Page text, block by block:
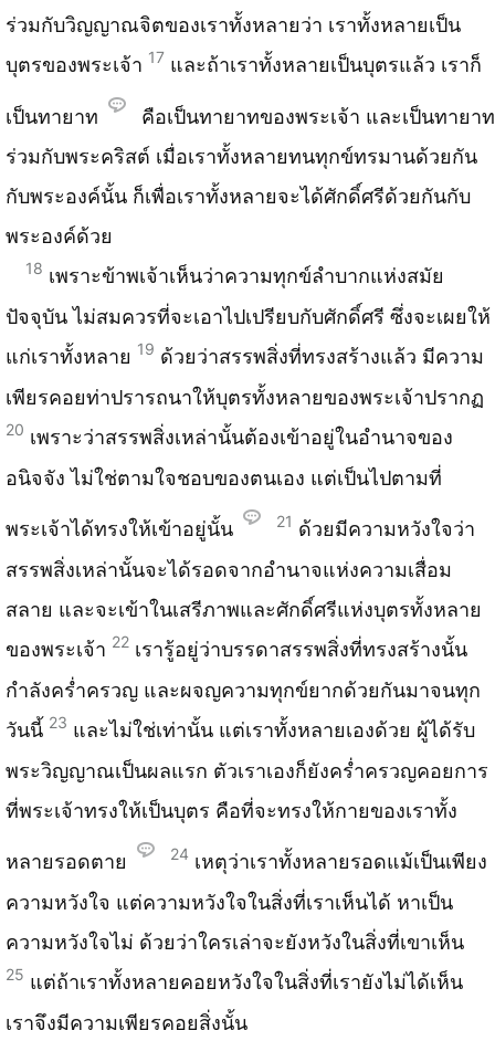
ร่วมกับวิญญาณจิตของเราทั้งหลายว่า เราทั้งหลายเป็น
บุตรของพระเจ้า 17 และถ้าเราทั้งหลายเป็นบุตรแล้ว เราก็
เป็นทายาท
คือเป็นทายาทของพระเจ้า และเป็นทายาท
ร่วมกับพระคริสต์ เมื่อเราทั้งหลายทนทุกข์ทรมานด้วยกัน
กับพระองค์นั้น ก็เพื่อเราทั้งหลายจะได้ศักดิ์ศรีด้วยกันกับ
พระองค์ด้วย
18 เพราะข้าพเจ้าเห็นว่าความทุกข์ลำบากแห่งสมัย
ปัจจุบัน ไม่สมควรที่จะเอาไปเปรียบกับศักดิ์ศรี ซึ่งจะเผยให้
แก่เราทั้งหลาย 19 ด้วยว่าสรรพสิ่งที่ทรงสร้างแล้ว มีความ
เพียรคอยท่าปรารถนาให้บุตรทั้งหลายของพระเจ้าปรากฏ
20 เพราะว่าสรรพสิ่งเหล่านั้นต้องเข้าอยู่ในอำนาจของ
อนิจจัง ไม่ใช่ตามใจชอบของตนเอง แต่เป็นไปตามที่
พระเจ้าได้ทรงให้เข้าอยู่นั้น 21 ด้วยมีความหวังใจว่า
สรรพสิ่งเหล่านั้นจะได้รอดจากอำนาจแห่งความเสื่อม
สลาย และจะเข้าในเสรีภาพและศักดิ์ศรีแห่งบุตรทั้งหลาย
ของพระเจ้า 22 เรารู้อยู่ว่าบรรดาสรรพสิ่งที่ทรงสร้างนั้น
กำลังคร่ำครวญ และผจญความทุกข์ยากด้วยกันมาจนทุก
วันนี้ 23 และไม่ใช่เท่านั้น แต่เราทั้งหลายเองด้วย ผู้ได้รับ
พระวิญญาณเป็นผลแรก ตัวเราเองก็ยังคร่ำครวญคอยการ
ที่พระเจ้าทรงให้เป็นบุตร คือที่จะทรงให้กายของเราทั้ง
หลายรอดตาย 24 เหตุว่าเราทั้งหลายรอดแม้เป็นเพียง
ความหวังใจ แต่ความหวังใจในสิ่งที่เราเห็นได้ หาเป็น
ความหวังใจไม่ ด้วยว่าใครเล่าจะยังหวังในสิ่งที่เขาเห็น
25 แต่ถ้าเราทั้งหลายคอยหวังใจในสิ่งที่เรายังไม่ได้เห็น
เราจึงมีความเพียรคอยสิ่งนั้น